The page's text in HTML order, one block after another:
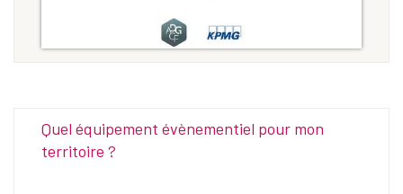
Quel équipement évènementiel pour mon
territoire ?